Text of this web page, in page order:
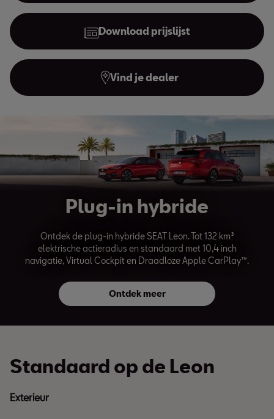
Download prijslijst
Vind je dealer
Plug-in hybride
Ontdek de plug-in hybride SEAT Leon. Tot 132 km³
elektrische actieradius en standaard met 10,4 inch
navigatie, Virtual Cockpit en Draadloze Apple CarPlay™.
Ontdek meer
Standaard op de Leon
Exterieur